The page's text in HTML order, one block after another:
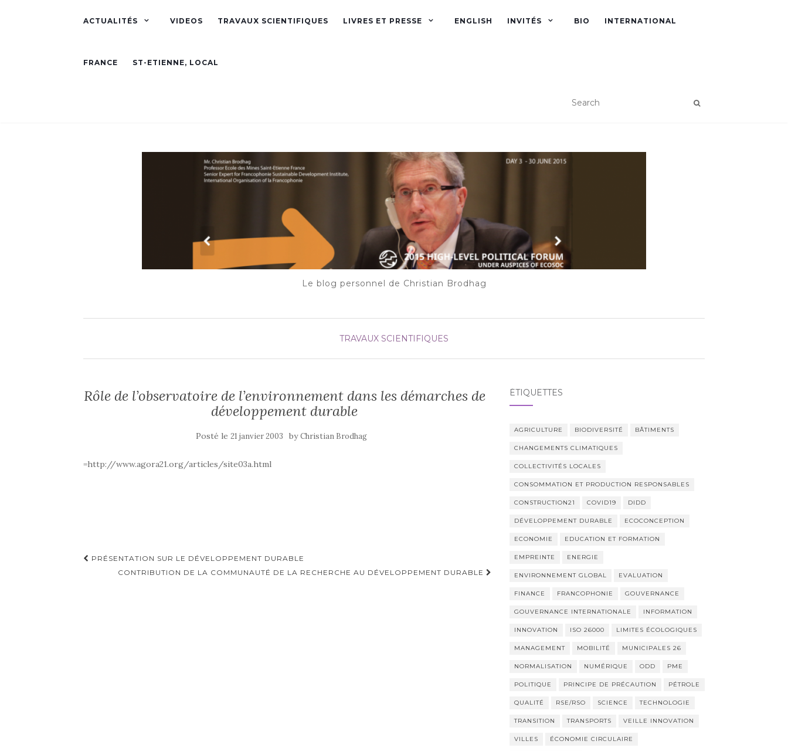
ACTUALITÉS VIDEOS TRAVAUX SCIENTIFIQUES LIVRES ET PRESSE ENGLISH INVITÉS BIO INTERNATIONAL
FRANCE ST-ETIENNE, LOCAL
Le blog personnel de Christian Brodhag
TRAVAUX SCIENTIFIQUES
Rôle de l’observatoire de l’environnement dans les démarches de
développement durable
Posté le21 janvier 2003 byChristian Brodhag
=http://www.agora21.org/articles/site03a.html
Navigation
d'article
PRÉSENTATION SUR LE DÉVELOPPEMENT DURABLE
CONTRIBUTION DE LA COMMUNAUTÉ DE LA RECHERCHE AU DÉVELOPPEMENT DURABLE
ÉTIQUETTES
AGRICULTURE BIODIVERSITÉ BÂTIMENTS
CHANGEMENTS CLIMATIQUES
COLLECTIVITÉS LOCALES
CONSOMMATION ET PRODUCTION RESPONSABLES
CONSTRUCTION21 COVID19 DIDD
DÉVELOPPEMENT DURABLE ECOCONCEPTION
ECONOMIE EDUCATION ET FORMATION
EMPREINTE ENERGIE
ENVIRONNEMENT GLOBAL EVALUATION
FINANCE FRANCOPHONIE GOUVERNANCE
GOUVERNANCE INTERNATIONALE INFORMATION
INNOVATION ISO 26000 LIMITES ÉCOLOGIQUES
MANAGEMENT MOBILITÉ MUNICIPALES 26
NORMALISATION NUMÉRIQUE ODD PME
POLITIQUE PRINCIPE DE PRÉCAUTION PÉTROLE
QUALITÉ RSE/RSO SCIENCE TECHNOLOGIE
TRANSITION TRANSPORTS VEILLE INNOVATION
VILLES ÉCONOMIE CIRCULAIRE